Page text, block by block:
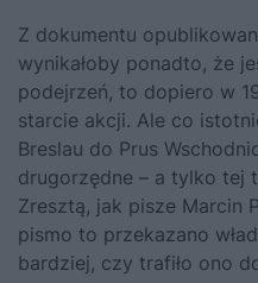
Z dokumentu
wynikałoby ponadto, że
podejrzeń, to dopiero w
starcie akcji. Ale co
Breslau do Prus
drugorzędne – a tylko tej
Zresztą, jak pisze Marcin
pismo to przekazano
bardziej, czy trafiło ono